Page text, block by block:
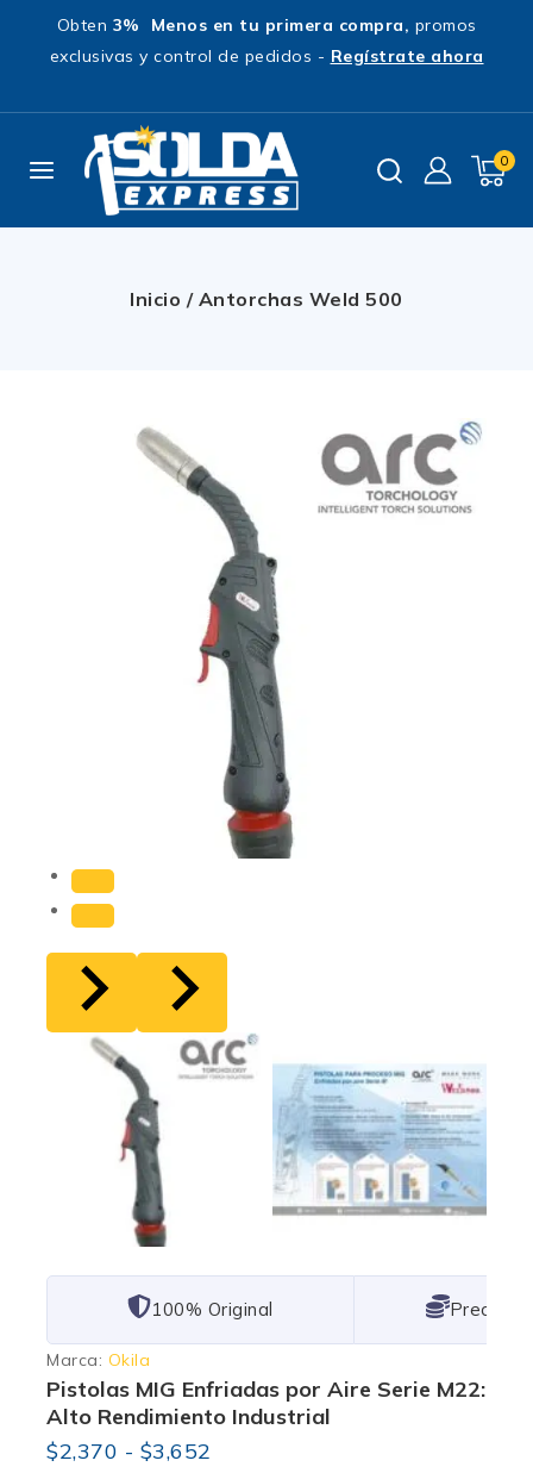
Obten 3% Menos en tu primera compra, promos
exclusivas y control de pedidos - Regístrate ahora
0
Inicio / Antorchas Weld 500
101% Original Lowest
Marca: Okila
Pistolas MIG Enfriadas por Aire Serie M22:
Alto Rendimiento Industrial
$2,370 - $3,652